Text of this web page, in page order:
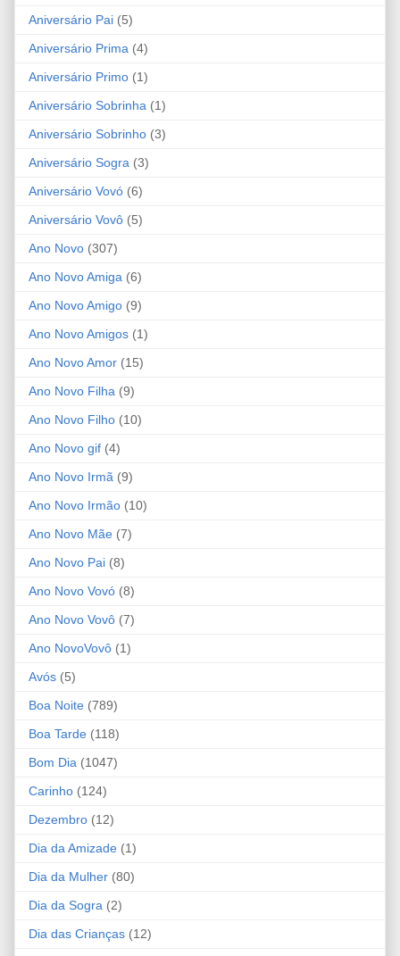
Aniversário Pai (5)
Aniversário Prima (4)
Aniversário Primo (1)
Aniversário Sobrinha (1)
Aniversário Sobrinho (3)
Aniversário Sogra (3)
Aniversário Vovó (6)
Aniversário Vovô (5)
Ano Novo (307)
Ano Novo Amiga (6)
Ano Novo Amigo (9)
Ano Novo Amigos (1)
Ano Novo Amor (15)
Ano Novo Filha (9)
Ano Novo Filho (10)
Ano Novo gif (4)
Ano Novo Irmã (9)
Ano Novo Irmão (10)
Ano Novo Mãe (7)
Ano Novo Pai (8)
Ano Novo Vovó (8)
Ano Novo Vovô (7)
Ano NovoVovô (1)
Avós (5)
Boa Noite (789)
Boa Tarde (118)
Bom Dia (1047)
Carinho (124)
Dezembro (12)
Dia da Amizade (1)
Dia da Mulher (80)
Dia da Sogra (2)
Dia das Crianças (12)